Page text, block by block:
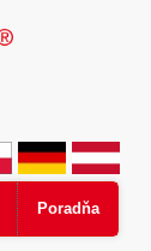
Poradňa